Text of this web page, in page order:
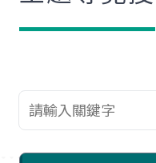
查詢關鍵字